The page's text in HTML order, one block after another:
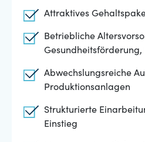
Attraktives
Betriebliche
Gesundheitsförderung,
Abwechslungsreiche
Produktionsanlagen
Strukturierte
Einstieg